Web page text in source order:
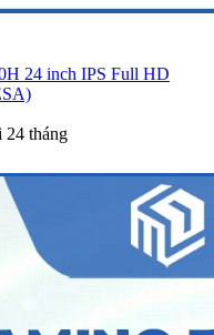
24 inch IPS Full HD
24 tháng